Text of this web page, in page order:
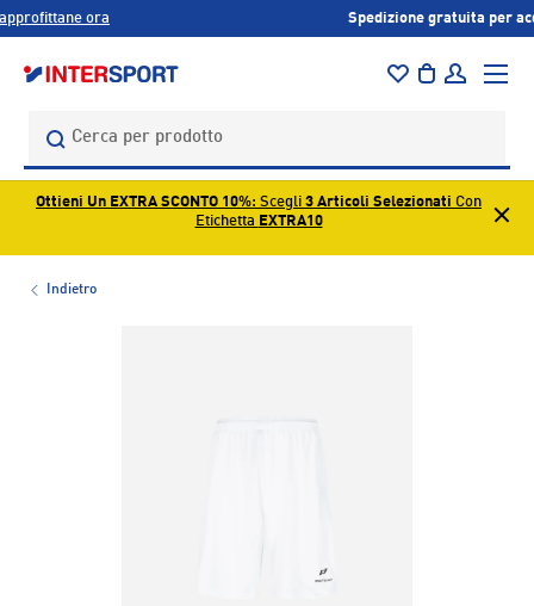
Acquista 3 articoli,
Cerca
BorsaAccedi
Menu
Ottieni Un EXTRA SCONTO 10%: Scegli 3 Articoli Selezionati Con
Etichetta EXTRA10
Indietro